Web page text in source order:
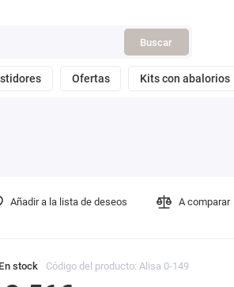
Buscar
Ofertas Kits con abalorios
En stock Código del producto: Alisa 0-149
Añadir a la lista de deseos A comparar